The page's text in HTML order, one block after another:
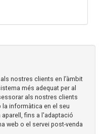
nostres clients en l’àmbit
més adequat per al
als nostres clients
informàtica en el seu
fins a l'adaptació
web o el servei post-venda